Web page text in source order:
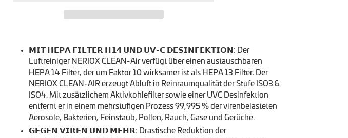
Warenkorb
hinzugefügt
𝗠𝗜𝗧 𝗛𝗘𝗣𝗔 𝗙𝗜𝗟𝗧𝗘𝗥 𝗛𝟭𝟰 𝗨𝗡𝗗 𝗨𝗩-𝗖 𝗗𝗘𝗦𝗜𝗡𝗙𝗘𝗞𝗧𝗜𝗢𝗡: Der
Luftreiniger NERIOX CLEAN-Air verfügt über einen austauschbaren
HEPA 14 Filter, der um Faktor 10 wirksamer ist als HEPA 13 Filter. Der
NERIOX CLEAN-AIR erzeugt Abluft in Reinraumqualität der Stufe ISO3 &
ISO4. Mit zusätzlichem Aktivkohlefilter sowie einer UVC Desinfektion
entfernt er in einem mehrstufigen Prozess 99,995 % der virenbelasteten
Aerosole, Bakterien, Feinstaub, Pollen, Rauch, Gase und Gerüche.
𝗚𝗘𝗚𝗘𝗡 𝗩𝗜𝗥𝗘𝗡 𝗨𝗡𝗗 𝗠𝗘𝗛𝗥: Drastische Reduktion der